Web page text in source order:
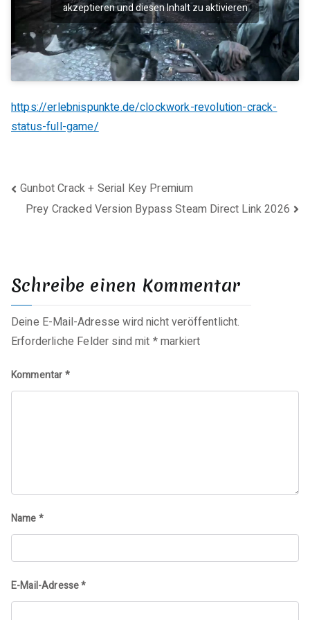
akzeptieren und diesen Inhalt zu aktivieren
https://erlebnispunkte.de/clockwork-revolution-crack-
status-full-game/
Beitragsnavigation
Gunbot Crack + Serial Key Premium
Prey Cracked Version Bypass Steam Direct Link 2026
Schreibe einen Kommentar
Deine E-Mail-Adresse wird nicht veröffentlicht.
Erforderliche Felder sind mit *markiert
Kommentar*
Name*
E-Mail-Adresse*